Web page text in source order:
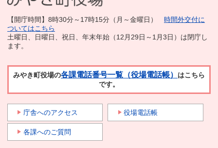
【開庁時間】8時30分～17時15分（月～金曜日） 時間外交付に
ついてはこちら
土曜日、日曜日、祝日、年末年始（12月29日～1月3日）は閉庁し
ます。
みやき町役場の各課電話番号一覧（役場電話帳） はこちら
です。
庁舎へのアクセス 役場電話帳
各課へのご質問